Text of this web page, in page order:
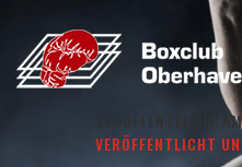
springen
Boxen in VeltenVERÖFFENTLICHT
VERÖFFENTLICHT